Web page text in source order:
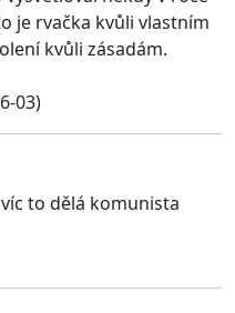
je rvačka kvůli vlastním
kvůli zásadám.
03)
to dělá komunista